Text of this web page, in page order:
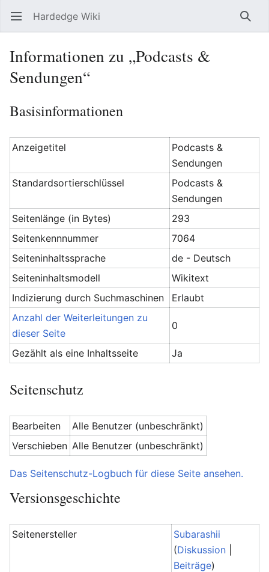
Hauptmenü öffnen Hardedge Wiki
Informationen zu „Podcasts &
Sendungen“
Basisinformationen
Anzeigetitel
Podcasts &
Sendungen
Standardsortierschlüssel
Podcasts &
Sendungen
Seitenlänge (in Bytes)
293
Seitenkennnummer
7064
Seiteninhaltssprache
de - Deutsch
Seiteninhaltsmodell
Wikitext
Indizierung durch Suchmaschinen
Erlaubt
Anzahl der Weiterleitungen zu
dieser Seite
0
Gezählt als eine Inhaltsseite Ja
Seitenschutz
Bearbeiten
Alle Benutzer (unbeschränkt)
Verschieben Alle Benutzer (unbeschränkt)
Das Seitenschutz-Logbuch für diese Seite ansehen.
Versionsgeschichte
Seitenersteller
Subarashii
(Diskussion
Beiträge)